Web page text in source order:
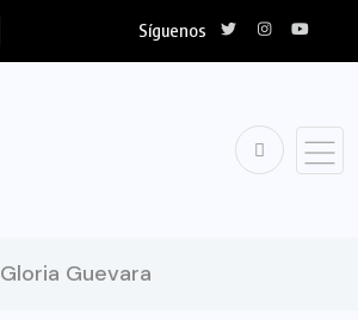
Síguenos
Gloria Guevara